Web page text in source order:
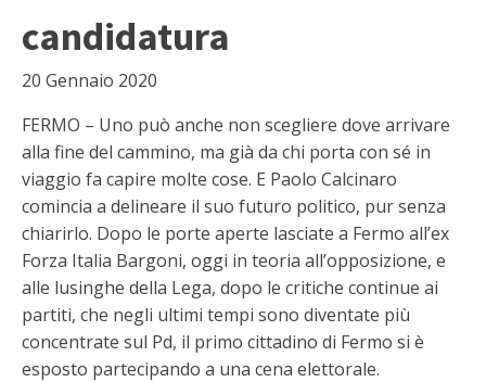
candidatura
20 Gennaio 2020
FERMO – Uno può anche non scegliere dove arrivare
alla fine del cammino, ma già da chi porta con sé in
viaggio fa capire molte cose. E Paolo Calcinaro
comincia a delineare il suo futuro politico, pur senza
chiarirlo. Dopo le porte aperte lasciate a Fermo all’ex
Forza Italia Bargoni, oggi in teoria all’opposizione, e
alle lusinghe della Lega, dopo le critiche continue ai
partiti, che negli ultimi tempi sono diventate più
concentrate sul Pd, il primo cittadino di Fermo si è
esposto partecipando a una cena elettorale.